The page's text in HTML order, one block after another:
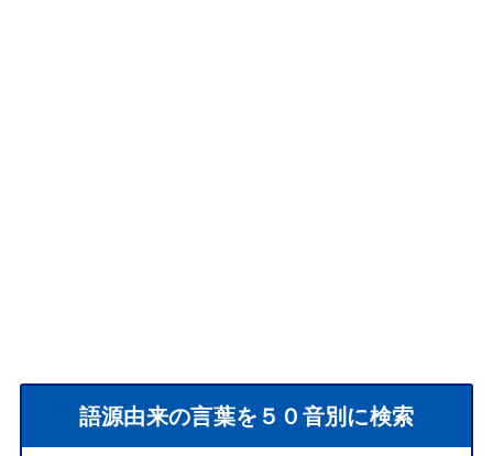
語源由来の言葉を５０音別に検索